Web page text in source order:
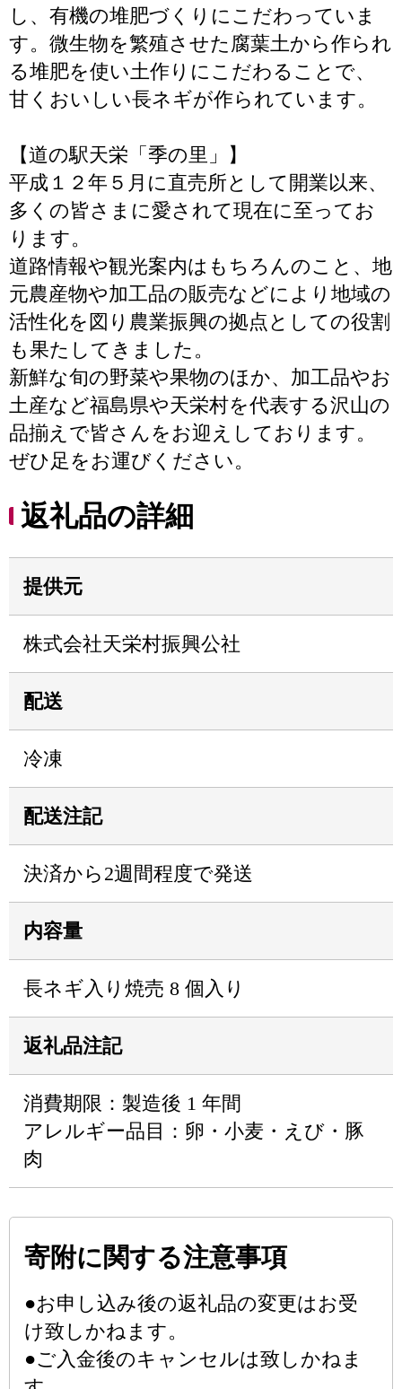
し、有機の堆肥づくりにこだわっていま
す。微生物を繁殖させた腐葉土から作られ
る堆肥を使い土作りにこだわることで、
甘くおいしい長ネギが作られています。
【道の駅天栄「季の里」】
平成１２年５月に直売所として開業以来、
多くの皆さまに愛されて現在に至ってお
ります。
道路情報や観光案内はもちろんのこと、地
元農産物や加工品の販売などにより地域の
活性化を図り農業振興の拠点としての役割
も果たしてきました。
新鮮な旬の野菜や果物のほか、加工品やお
土産など福島県や天栄村を代表する沢山の
品揃えで皆さんをお迎えしております。
ぜひ足をお運びください。
返礼品の詳細
提供元
株式会社天栄村振興公社
配送
冷凍
配送注記
決済から2週間程度で発送
内容量
長ネギ入り焼売 8 個入り
返礼品注記
消費期限：製造後 1 年間
アレルギー品目：卵・小麦・えび・豚
肉
寄附に関する注意事項
●お申し込み後の返礼品の変更はお受
け致しかねます。
●ご入金後のキャンセルは致しかねま